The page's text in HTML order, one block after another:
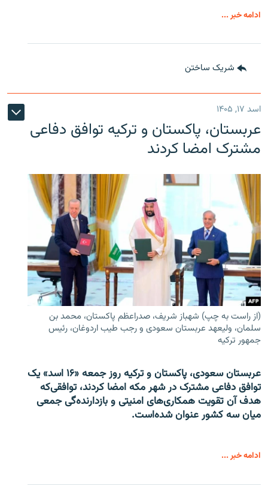
ادامه خبر ...
شریک ساختن
اسد ۱۷, ۱۴۰۵
عربستان، پاکستان و ترکیه توافق دفاعی
مشترک امضا کردند
(از راست به چپ) شهباز شریف، صدراعظم پاکستان، محمد بن
سلمان، ولیعهد عربستان سعودی و رجب طیب اردوغان، رئیس
جمهور ترکیه
عربستان سعودی، پاکستان و ترکیه روز جمعه «۱۶ اسد» یک
توافق دفاعی مشترک در شهر مکه امضا کردند، توافقی‌که
هدف آن تقویت همکاری‌های امنیتی و بازدارنده‌گی جمعی
میان سه کشور عنوان شده‌است.
ادامه خبر ...